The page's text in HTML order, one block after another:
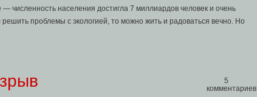
численность населения достигла 7 миллиардов человек и очень
проблемы с экологией, то можно жить и радоваться вечно. Но
5
комментариев